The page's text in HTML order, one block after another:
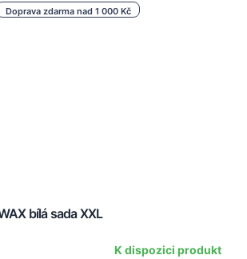
Doprava zdarma nad 1 000 Kč
bílá sada XXL
K dispozici produkt